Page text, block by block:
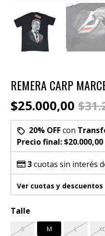
REMERA CARP
$25.000,00
20% OFFcon
Precio final:$20.000,00
3cuotas sin interés
Ver cuotas y descuentos
Talle
S M L